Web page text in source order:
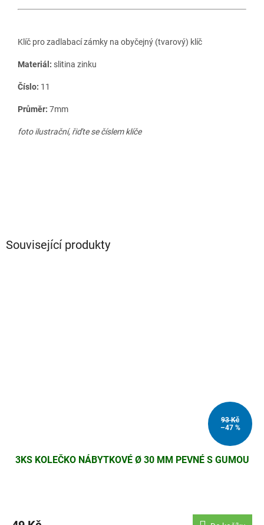
Klíč pro zadlabací zámky na obyčejný (tvarový) klíč
Materiál: slitina zinku
Číslo: 11
Průměr: 7mm
foto ilustrační, řiďte se číslem klíče
Související produkty
93 Kč
–47 %
3KS KOLEČKO NÁBYTKOVÉ Ø 30 MM PEVNÉ S GUMOU